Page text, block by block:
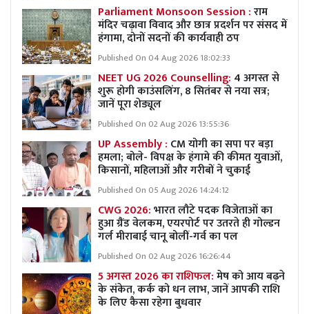
Parliament Monsoon Session :राम
मंदिर चढ़ावा विवाद और छात्र प्रदर्शन पर संसद में
हंगामा, दोनों सदनों की कार्यवाही ठप
Published On 04 Aug 2026 18:02:33
NEET UG 2026 Counselling: 4 अगस्त से
शुरू होगी काउंसलिंग, 8 सितंबर से नया सत्र;
जानें पूरा शेड्यूल
Published On 02 Aug 2026 13:55:36
UP Assembly : CM योगी का सपा पर बड़ा
हमला; बोले- विपक्ष के हंगामे की कीमत युवाओं,
किसानों, महिलाओं और गरीबों ने चुकाई
Published On 05 Aug 2026 14:24:12
CWG 2026:भारत लौटे पदक विजेताओं का
हुआ ग्रैंड वेलकम, एयरपोर्ट पर उतरते ही गोल्डन
गर्ल मीराबाई चानू बोलीं-गर्व का पल
Published On 02 Aug 2026 16:26:44
5 अगस्त 2026 का राशिफल:मेष को आय बढ़ने
के संकेत, कर्क को धन लाभ, जानें आपकी राशि
के लिए कैसा रहेगा बुधवार